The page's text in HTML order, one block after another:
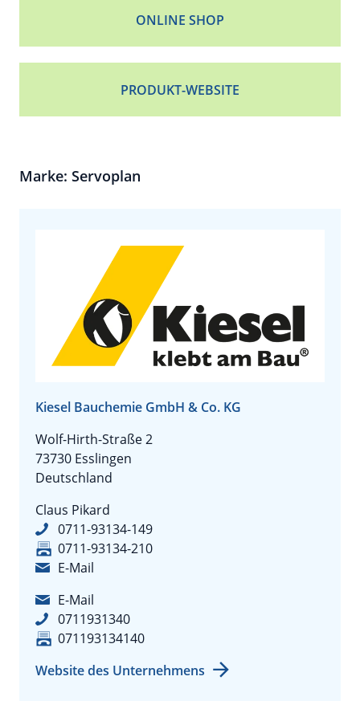
ONLINE SHOP
PRODUKT-WEBSITE
Marke: Servoplan
Kiesel Bauchemie GmbH & Co. KG
Wolf-Hirth-Straße 2
73730 Esslingen
Deutschland
Claus Pikard
0711-93134-149
0711-93134-210
E-Mail
E-Mail
0711931340
071193134140
Website des Unternehmens